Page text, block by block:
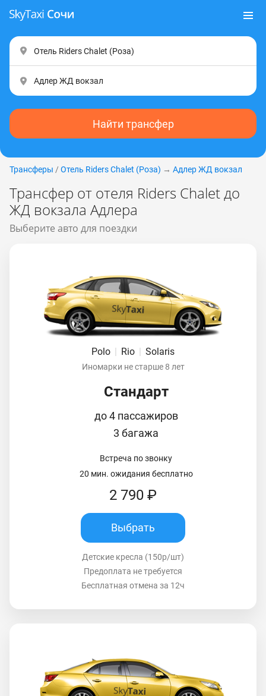
Найти трансфер
Трансферы / Отель Riders Chalet (Poзa) → Адлер ЖД вокзал
Трансфер от отеля Riders Chalet до
ЖД вокзала Адлера
Выберите авто для поездки
Polo | Rio | Solaris
Иномарки не старше 8 лет
Стандарт
до 4 пассажиров
3 багажа
Встреча по звонку
20 мин. ожидания бесплатно
2 790 ₽
Выбрать
Детские кресла (150р/шт)
Предоплата не требуется
Бесплатная отмена за 12ч